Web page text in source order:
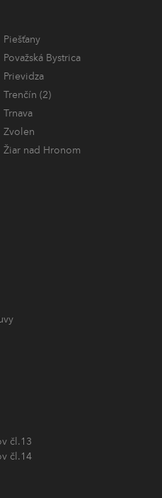
Piešťany
Považská Bystrica
Prievidza
Trenčín (2)
Trnava
Zvolen
Žiar nad Hronom
čl.13
čl.14